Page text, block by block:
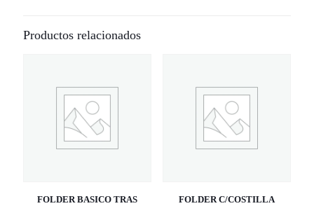
Productos relacionados
FOLDER BASICO TRAS
FOLDER C/COSTILLA